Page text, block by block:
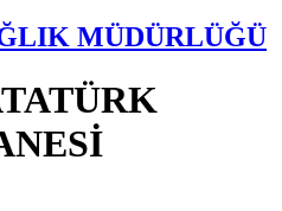
MÜDÜRLÜĞÜ